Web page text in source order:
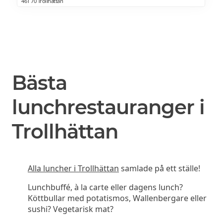
Bästa
lunchrestauranger i
Trollhättan
Alla luncher i Trollhättan samlade på ett ställe!
Lunchbuffé, à la carte eller dagens lunch?
Köttbullar med potatismos, Wallenbergare eller
sushi? Vegetarisk mat?